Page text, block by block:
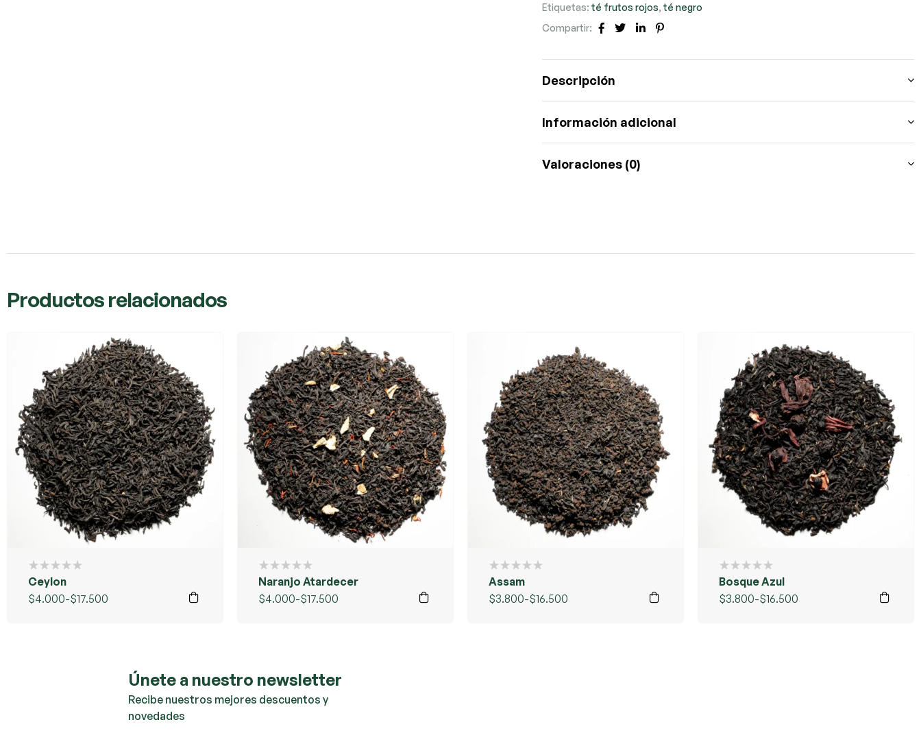
Etiquetas:té frutos rojos,té negro
Compartir:
Facebook
TwitterLinkedIn
Descripción
Información adicional
Valoraciones (0)
Productos relacionados
Ceylon
$4.000-$17.500
Naranjo Atardecer
$4.000-$17.500
Assam
$3.800-$16.500
Bosque Azul
$3.800-$16.500
Únete a nuestro newsletter
Recibe nuestros mejores descuentos y
novedades